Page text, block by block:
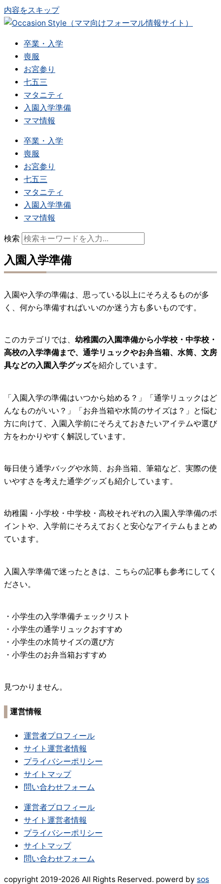
内容をスキップ
卒業・入学
喪服
お宮参り
七五三
マタニティ
入園入学準備
ママ情報
卒業・入学
喪服
お宮参り
七五三
マタニティ
入園入学準備
ママ情報
検索
入園入学準備
入園や入学の準備は、思っている以上にそろえるものが多
く、何から準備すればいいのか迷う方も多いものです。
このカテゴリでは、 幼稚園の入園準備から小学校・中学校・
高校の入学準備まで、通学リュックやお弁当箱、水筒、文房
具などの入園入学グッズを紹介しています。
「入園入学の準備はいつから始める？」「通学リュックはど
んなものがいい？」「お弁当箱や水筒のサイズは？」と悩む
方に向けて、入園入学前にそろえておきたいアイテムや選び
方をわかりやすく解説しています。
毎日使う通学バッグや水筒、お弁当箱、筆箱など、実際の使
いやすさを考えた通学グッズも紹介しています。
幼稚園・小学校・中学校・高校それぞれの入園入学準備のポ
イントや、入学前にそろえておくと安心なアイテムもまとめ
ています。
入園入学準備で迷ったときは、こちらの記事も参考にしてく
ださい。
・小学生の入学準備チェックリスト
・小学生の通学リュックおすすめ
・小学生の水筒サイズの選び方
・小学生のお弁当箱おすすめ
見つかりません。
運営情報
運営者プロフィール
サイト運営者情報
プライバシーポリシー
サイトマップ
問い合わせフォーム
運営者プロフィール
サイト運営者情報
プライバシーポリシー
サイトマップ
問い合わせフォーム
copyright 2019-2026 All Rights Reserved. powerd by sos